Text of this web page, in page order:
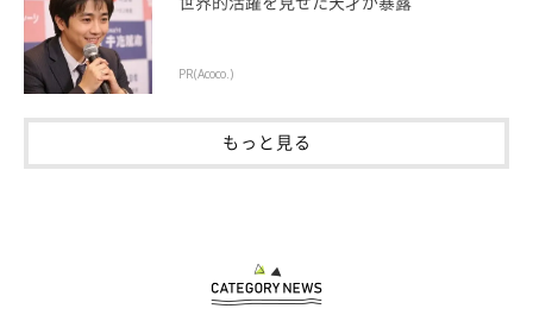
PR(Acoco.)
もっと見る